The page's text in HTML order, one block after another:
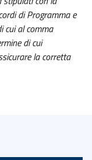
di Programma e
cui al comma
di cui
la corretta